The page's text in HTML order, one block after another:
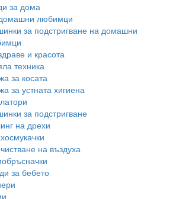
за дома
любимци
за подстригване на домашни
и красота
техника
за косата
за устната хигиена
за подстригване
на дрехи
на въздуха
за бебето